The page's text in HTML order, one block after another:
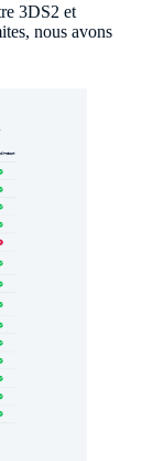
3DS2 et
nous avons